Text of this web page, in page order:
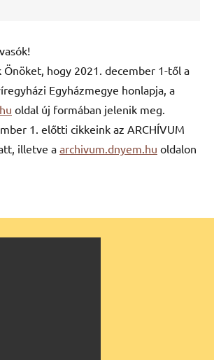
Önöket, hogy 2021. december 1-től a
Egyházmegye honlapja, a
oldal új formában jelenik meg.
1. előtti cikkeink az ARCHÍVUM
illetve a archivum.dnyem.hu oldalon